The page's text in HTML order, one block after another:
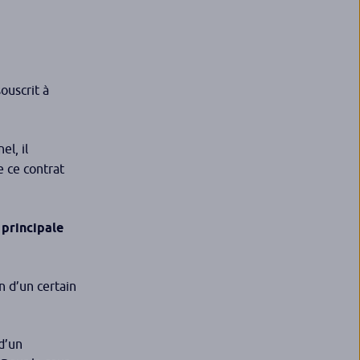
à
il
ce contrat
principale
d’un certain